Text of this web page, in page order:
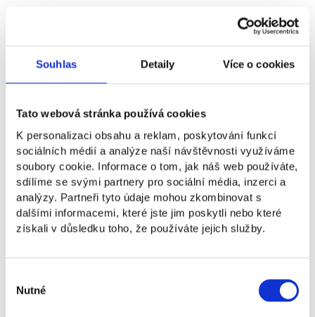
Souhlas Detaily Více o cookies
Tato webová stránka používá cookies
K personalizaci obsahu a reklam, poskytování funkcí
sociálních médií a analýze naší návštěvnosti využíváme
soubory cookie. Informace o tom, jak náš web používáte,
sdílíme se svými partnery pro sociální média, inzerci a
analýzy. Partneři tyto údaje mohou zkombinovat s
dalšími informacemi, které jste jim poskytli nebo které
získali v důsledku toho, že používáte jejich služby.
souhlasu
Nutné
Více než 20 let se aktivně věnuje marketingu
a reklamě – v současnosti především jako
přednášející a poradce. NEWTON je pro něj
prostorem, kde se potkávají zkušení se
začátečníky, což on sám vnímá jako velmi
přínosné pro všechny zúčastněné.
Karel Novotný